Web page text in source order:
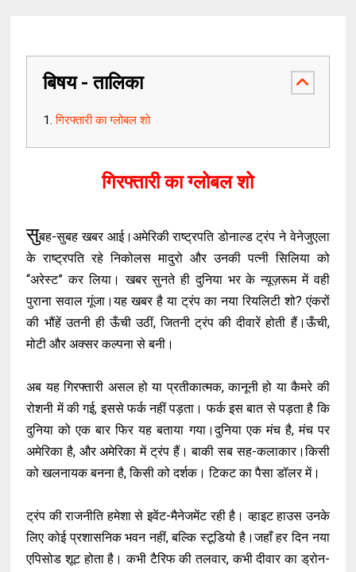
बिषय - तालिका
गिरफ्तारी का ग्लोबल शो
गिरफ्तारी का ग्लोबल शो
सुबह-सुबह खबर आई।अमेरिकी राष्ट्रपति डोनाल्ड ट्रंप ने वेनेजुएला
के राष्ट्रपति रहे निकोलस मादुरो और उनकी पत्नी सिलिया को
“अरेस्ट” कर लिया। खबर सुनते ही दुनिया भर के न्यूज़रूम में वही
पुराना सवाल गूंजा।यह खबर है या ट्रंप का नया रियलिटी शो? एंकरों
की भौंहें उतनी ही ऊँची उठीं, जितनी ट्रंप की दीवारें होती हैं।ऊँची,
मोटी और अक्सर कल्पना से बनी।
अब यह गिरफ्तारी असल हो या प्रतीकात्मक, कानूनी हो या कैमरे की
रोशनी में की गई, इससे फर्क नहीं पड़ता। फर्क इस बात से पड़ता है कि
दुनिया को एक बार फिर यह बताया गया।दुनिया एक मंच है, मंच पर
अमेरिका है, और अमेरिका में ट्रंप हैं। बाकी सब सह-कलाकार।किसी
को खलनायक बनना है, किसी को दर्शक। टिकट का पैसा डॉलर में।
ट्रंप की राजनीति हमेशा से इवेंट-मैनेजमेंट रही है। व्हाइट हाउस उनके
लिए कोई प्रशासनिक भवन नहीं, बल्कि स्टूडियो है।जहाँ हर दिन नया
एपिसोड शूट होता है। कभी टैरिफ की तलवार, कभी दीवार का ड्रोन-